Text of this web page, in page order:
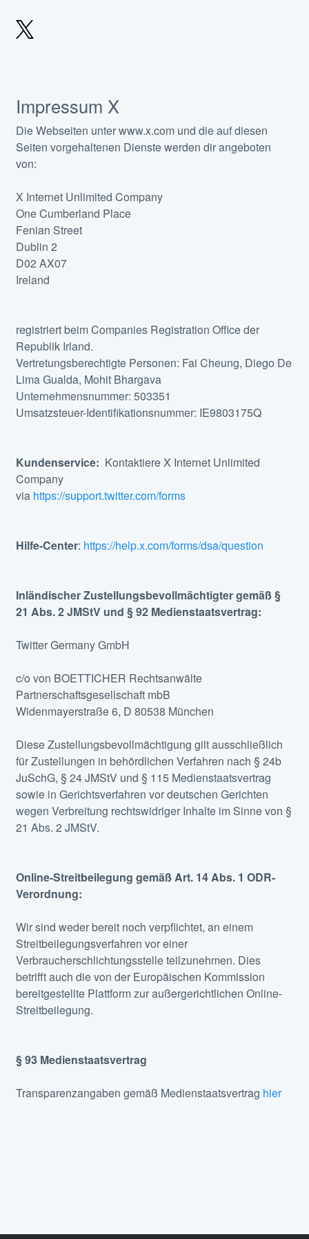
Impressum X
Die Webseiten unter www.x.com und die auf diesen
Seiten vorgehaltenen Dienste werden dir angeboten
von:
X Internet Unlimited Company
One Cumberland Place
Fenian Street
Dublin 2
D02 AX07
Ireland
registriert beim Companies Registration Office der
Republik Irland.
Vertretungsberechtigte Personen: Fai Cheung, Diego De
Lima Gualda, Mohit Bhargava
Unternehmensnummer: 503351
Umsatzsteuer-Identifikationsnummer: IE9803175Q
Kundenservice: Kontaktiere X Internet Unlimited
Company
via https://support.twitter.com/forms
Hilfe-Center: https://help.x.com/forms/dsa/question
Inländischer Zustellungsbevollmächtigter gemäß §
21 Abs. 2 JMStV und § 92 Medienstaatsvertrag:
Twitter Germany GmbH
c/o von BOETTICHER Rechtsanwälte
Partnerschaftsgesellschaft mbB
Widenmayerstraße 6, D 80538 München
Diese Zustellungsbevollmächtigung gilt ausschließlich
für Zustellungen in behördlichen Verfahren nach § 24b
JuSchG, § 24 JMStV und § 115 Medienstaatsvertrag
sowie in Gerichtsverfahren vor deutschen Gerichten
wegen Verbreitung rechtswidriger Inhalte im Sinne von §
21 Abs. 2 JMStV.
Online-Streitbeilegung gemäß Art. 14 Abs. 1 ODR-
Verordnung:
Wir sind weder bereit noch verpflichtet, an einem
Streitbeilegungsverfahren vor einer
Verbraucherschlichtungsstelle teilzunehmen. Dies
betrifft auch die von der Europäischen Kommission
bereitgestellte Plattform zur außergerichtlichen Online-
Streitbeilegung.
§ 93 Medienstaatsvertrag
Transparenzangaben gemäß Medienstaatsvertrag hier